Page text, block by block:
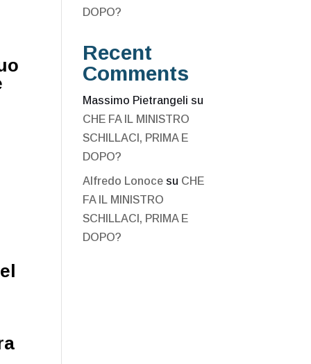
DOPO?
Recent
Comments
Massimo Pietrangeli su
CHE FA IL MINISTRO
SCHILLACI, PRIMA E
DOPO?
Alfredo Lonoce su CHE
FA IL MINISTRO
SCHILLACI, PRIMA E
DOPO?